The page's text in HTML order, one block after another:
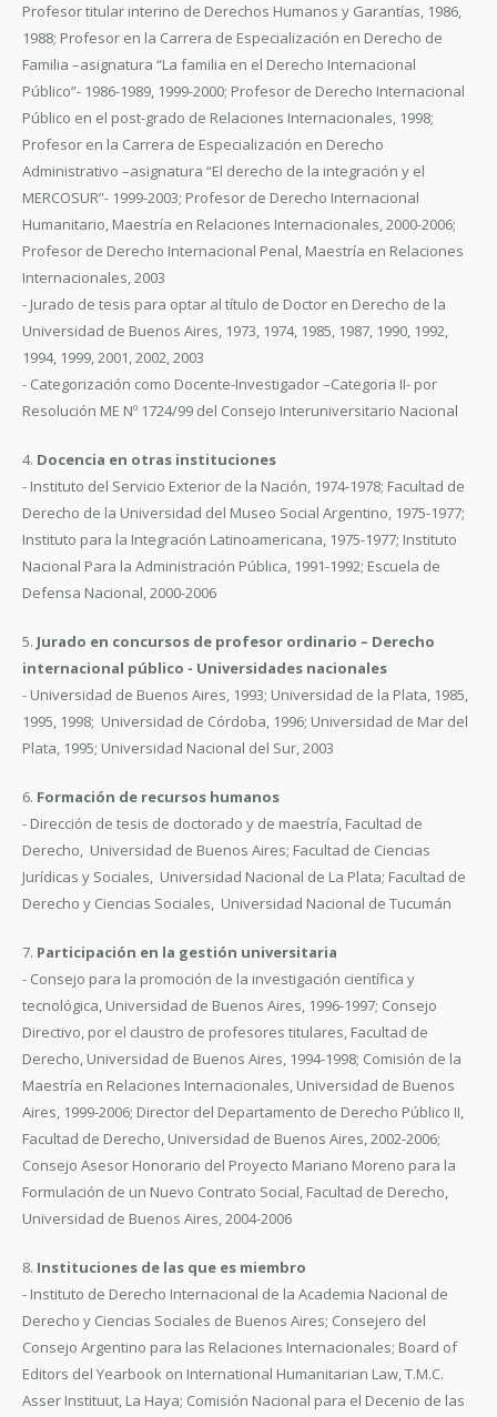
Profesor titular interino de Derechos Humanos y Garantías, 1986,
1988; Profesor en la Carrera de Especialización en Derecho de
Familia –asignatura “La familia en el Derecho Internacional
Público”- 1986-1989, 1999-2000; Profesor de Derecho Internacional
Público en el post-grado de Relaciones Internacionales, 1998;
Profesor en la Carrera de Especialización en Derecho
Administrativo –asignatura “El derecho de la integración y el
MERCOSUR”- 1999-2003; Profesor de Derecho Internacional
Humanitario, Maestría en Relaciones Internacionales, 2000-2006;
Profesor de Derecho Internacional Penal, Maestría en Relaciones
Internacionales, 2003
- Jurado de tesis para optar al título de Doctor en Derecho de la
Universidad de Buenos Aires, 1973, 1974, 1985, 1987, 1990, 1992,
1994, 1999, 2001, 2002, 2003
- Categorización como Docente-Investigador –Categoria II- por
Resolución ME Nº 1724/99 del Consejo Interuniversitario Nacional
4. Docencia en otras instituciones
- Instituto del Servicio Exterior de la Nación, 1974-1978; Facultad de
Derecho de la Universidad del Museo Social Argentino, 1975-1977;
Instituto para la Integración Latinoamericana, 1975-1977; Instituto
Nacional Para la Administración Pública, 1991-1992; Escuela de
Defensa Nacional, 2000-2006
5. Jurado en concursos de profesor ordinario – Derecho
internacional público - Universidades nacionales
- Universidad de Buenos Aires, 1993; Universidad de la Plata, 1985,
1995, 1998; Universidad de Córdoba, 1996; Universidad de Mar del
Plata, 1995; Universidad Nacional del Sur, 2003
6. Formación de recursos humanos
- Dirección de tesis de doctorado y de maestría, Facultad de
Derecho, Universidad de Buenos Aires; Facultad de Ciencias
Jurídicas y Sociales, Universidad Nacional de La Plata; Facultad de
Derecho y Ciencias Sociales, Universidad Nacional de Tucumán
7. Participación en la gestión universitaria
- Consejo para la promoción de la investigación científica y
tecnológica, Universidad de Buenos Aires, 1996-1997; Consejo
Directivo, por el claustro de profesores titulares, Facultad de
Derecho, Universidad de Buenos Aires, 1994-1998; Comisión de la
Maestría en Relaciones Internacionales, Universidad de Buenos
Aires, 1999-2006; Director del Departamento de Derecho Público II,
Facultad de Derecho, Universidad de Buenos Aires, 2002-2006;
Consejo Asesor Honorario del Proyecto Mariano Moreno para la
Formulación de un Nuevo Contrato Social, Facultad de Derecho,
Universidad de Buenos Aires, 2004-2006
8. Instituciones de las que es miembro
- Instituto de Derecho Internacional de la Academia Nacional de
Derecho y Ciencias Sociales de Buenos Aires; Consejero del
Consejo Argentino para las Relaciones Internacionales; Board of
Editors del Yearbook on International Humanitarian Law, T.M.C.
Asser Instituut, La Haya; Comisión Nacional para el Decenio de las